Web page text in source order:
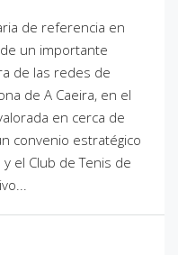
de referencia en
un importante
de las redes de
de A Caeira, en el
en cerca de
convenio estratégico
el Club de Tenis de